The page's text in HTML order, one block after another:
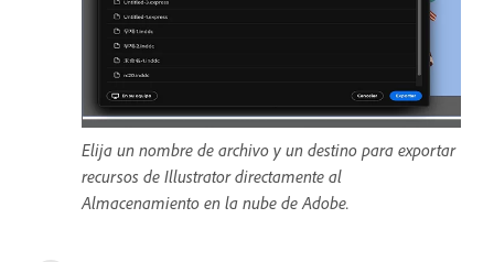
Elija un nombre de archivo y un destino para exportar
recursos de Illustrator directamente al
Almacenamiento en la nube de Adobe.